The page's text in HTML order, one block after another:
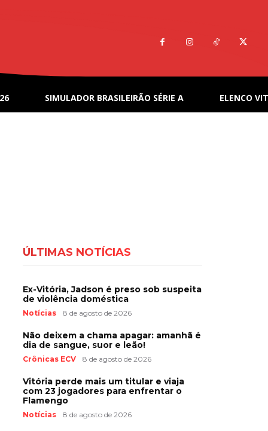
SIMULADOR BRASILEIRÃO SÉRIE A ELENCO
ÚLTIMAS NOTÍCIAS
Ex-Vitória, Jadson é preso sob suspeita
de violência doméstica
Notícias 8 de agosto de 2026
Não deixem a chama apagar: amanhã é
dia de sangue, suor e leão!
Crônicas ECV 8 de agosto de 2026
Vitória perde mais um titular e viaja
com 23 jogadores para enfrentar o
Flamengo
Notícias 8 de agosto de 2026